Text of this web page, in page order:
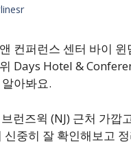
컨퍼런스 센터 바이
Days Hotel &
아봐요.
런즈윅 (NJ) 근처 가깝
신중히 잘 확인해보고